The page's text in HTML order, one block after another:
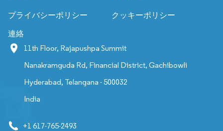
プライバシーポリシー クッキーポリシー
連絡
11th Floor, Rajapushpa Summit
Nanakramguda Rd, Financial District, Gachibowli
Hyderabad, Telangana - 500032
India
+1 617-765-2493